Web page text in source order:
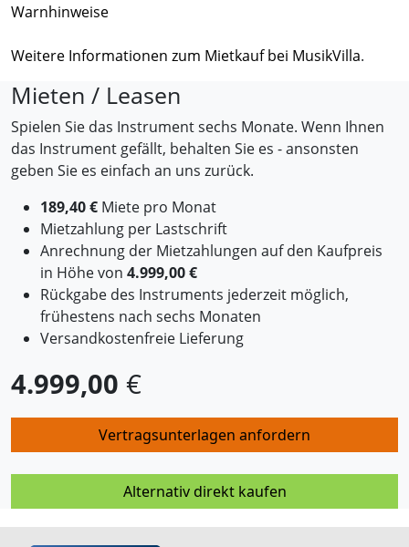
Warnhinweise
Weitere Informationen zum Mietkauf bei MusikVilla.
Mieten / Leasen
Spielen Sie das Instrument sechs Monate. Wenn Ihnen
das Instrument gefällt, behalten Sie es - ansonsten
geben Sie es einfach an uns zurück.
189,40 € Miete pro Monat
Mietzahlung per Lastschrift
Anrechnung der Mietzahlungen auf den Kaufpreis
in Höhe von 4.999,00 €
Rückgabe des Instruments jederzeit möglich,
frühestens nach sechs Monaten
Versandkostenfreie Lieferung
4.999,00 €
Vertragsunterlagen anfordern
Alternativ direkt kaufen